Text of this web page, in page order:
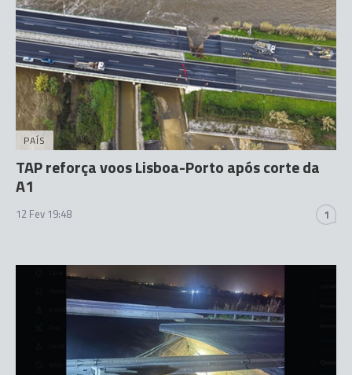
PAÍS
TAP reforça voos Lisboa-Porto após corte da
A1
12 Fev 19:48 1